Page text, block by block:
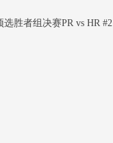
选胜者组决赛PR vs HR #2